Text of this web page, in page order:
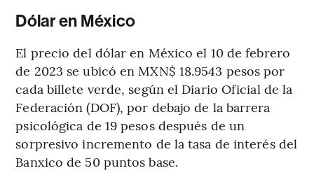
Dólar en México
El precio del dólar en México el 10 de febrero
de 2023 se ubicó en MXN$ 18.9543 pesos por
cada billete verde, según el Diario Oficial de la
Federación (DOF), por debajo de la barrera
psicológica de 19 pesos después de un
sorpresivo incremento de la tasa de interés del
Banxico de 50 puntos base.